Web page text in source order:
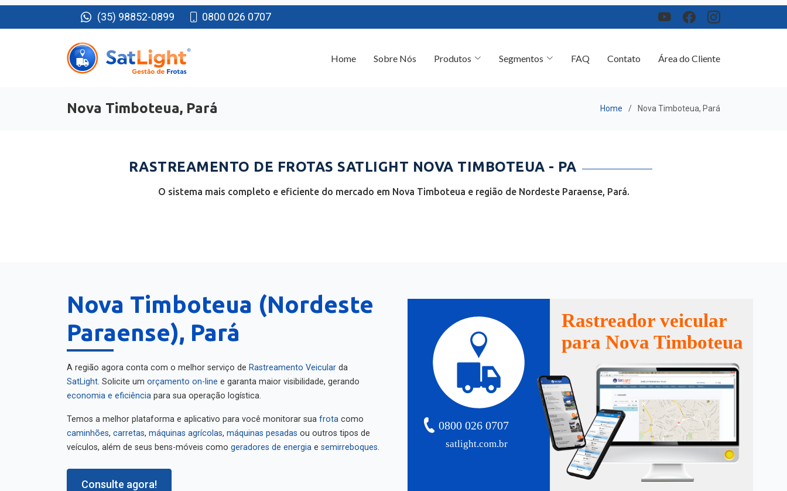
(35) 98852-0899 0800 026 0707
Área do Cliente
Nova Timboteua, Pará Home Nova Timboteua, Pará
RASTREAMENTO DE FROTAS SATLIGHT NOVA TIMBOTEUA - PA
O sistema mais completo e eficiente do mercado em Nova Timboteua e região de Nordeste Paraense, Pará.
Nova Timboteua (Nordeste
Paraense), Pará
A região agora conta com o melhor serviço de Rastreamento Veicular da
SatLight . Solicite um orçamento on-line e garanta maior visibilidade, gerando
economia e eficiência para sua operação logística.
Temos a melhor plataforma e aplicativo para você monitorar sua frota como
caminhões carretas máquinas agrícolas máquinas pesadas ou outros tipos de
veículos, além de seus bens-móveis como geradores de energia e semirreboques
Consulte agora!
satlight.com.br
0800 026 0707
Rastreador veicular
para Nova Timboteua